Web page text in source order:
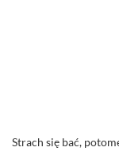
Strach się bać,